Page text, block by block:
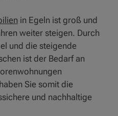
in Egeln ist groß und
weiter steigen. Durch
und die steigende
ist der Bedarf an
Sie somit die
und nachhaltige